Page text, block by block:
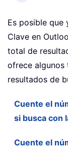
Es posible que
Clave en
total de
ofrece
resultados de
Cuente el
si busca con
Cuente el